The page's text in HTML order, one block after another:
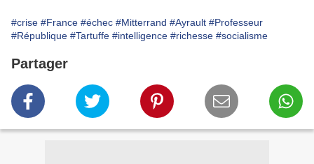
#crise #France #échec #Mitterrand #Ayrault #Professeur
#République #Tartuffe #intelligence #richesse #socialisme
Partager